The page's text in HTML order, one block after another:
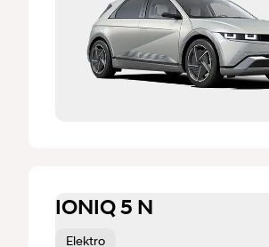
IONIQ 5 N
Elektro